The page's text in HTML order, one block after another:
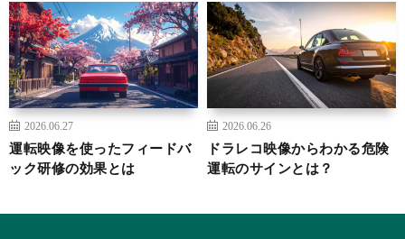
2026.06.27
運転映像を使ったフィードバ
ック研修の効果とは
2026.06.26
ドラレコ映像からわかる危険
運転のサインとは？